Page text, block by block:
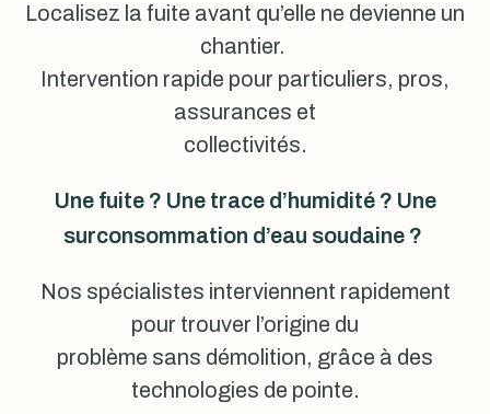
Localisez la fuite avant qu’elle ne devienne un
chantier.
Intervention rapide pour particuliers, pros,
assurances et
collectivités.
Une fuite ? Une trace d’humidité ? Une
surconsommation d’eau soudaine ?
Nos spécialistes interviennent rapidement
pour trouver l’origine du
problème sans démolition, grâce à des
technologies de pointe.